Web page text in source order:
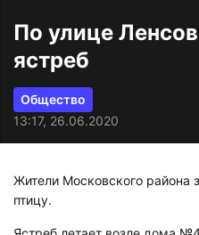
По улице
ястреб
Общество
13:17, 26.06.2020
Жители Московского района
птицу.